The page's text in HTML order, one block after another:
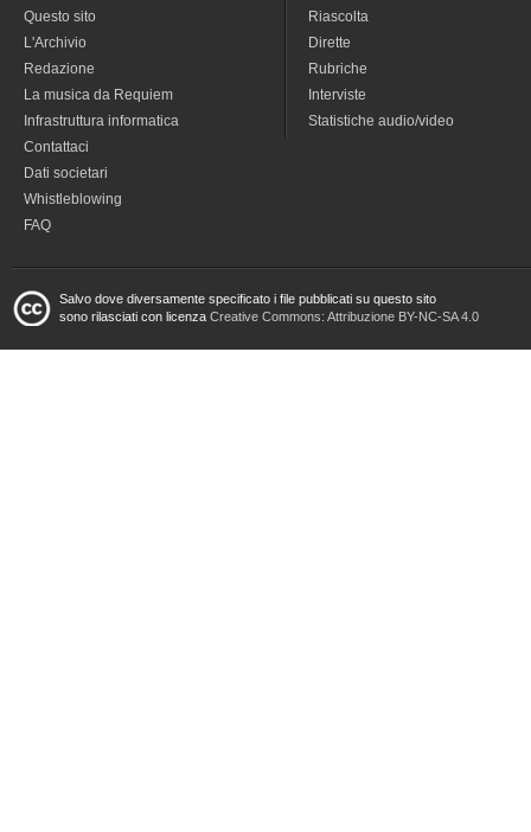
Questo sito
L'Archivio
Redazione
La musica da Requiem
Infrastruttura informatica
Contattaci
Dati societari
Whistleblowing
FAQ
Riascolta
Dirette
Rubriche
Interviste
Statistiche audio/video
Salvo dove diversamente specificato i file pubblicati su questo sito
sono rilasciati con licenza Creative Commons: Attribuzione BY-NC-SA 4.0